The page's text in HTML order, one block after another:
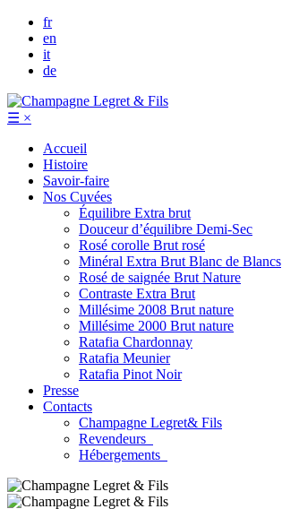
fr
en
it
de
☰ ×
Accueil
Histoire
Savoir-faire
Nos Cuvées
Équilibre Extra brut
Douceur d’équilibre Demi-Sec
Rosé corolle Brut rosé
Minéral Extra Brut Blanc de Blancs
Rosé de saignée Brut Nature
Contraste Extra Brut
Millésime 2008 Brut nature
Millésime 2000 Brut nature
Ratafia Chardonnay
Ratafia Meunier
Ratafia Pinot Noir
Presse
Contacts
Champagne Legret& Fils
Revendeurs
Hébergements